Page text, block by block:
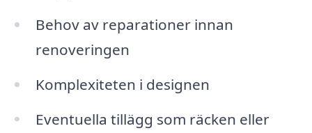
Behov av reparationer innan
renoveringen
Komplexiteten i designen
Eventuella tillägg som räcken eller